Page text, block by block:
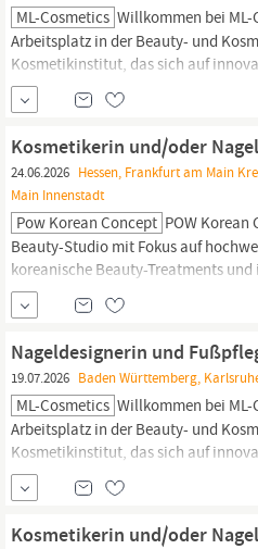
ML-Cosmetics Willkommen bei ML-
Arbeitsplatz in der Beauty- und
Kosmetikinstitut, das sich auf
spezialisiert hat. Zur Verstärkung
talentierteNageldesignerin
und
Leidenschaft für Schönheit und
Kosmetikerin und/oder
24.06.2026 Hessen, Frankfurt am Main
Main Innenstadt
Pow Korean Concept POW Korean
Beauty-Studio mit Fokus auf
koreanische Beauty-Treatments
Kundenbetreuung. Wir legen Wert
und eine herzliche Atmosphäre. Zur
Nageldesignerin,die mit
Nageldesignerin und
19.07.2026 Baden Württemberg,
ML-Cosmetics Willkommen bei ML-
Arbeitsplatz in der Beauty- und
Kosmetikinstitut, das sich auf
spezialisiert hat. Zur Verstärkung
talentierteNageldesignerin
und
Leidenschaft für Schönheit und
Kosmetikerin und/oder